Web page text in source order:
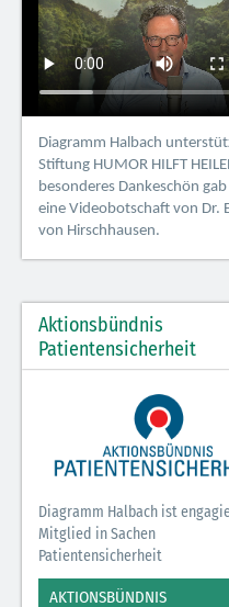
Diagramm Halbach
Stiftung HUMOR HILFT
besonderes Dankeschön
eine Videobotschaft von Dr.
von Hirschhausen.
Aktionsbündnis
Patientensicherheit
Diagramm Halbach ist
Mitglied in Sachen
Patientensicherheit
AKTIONSBÜNDNIS